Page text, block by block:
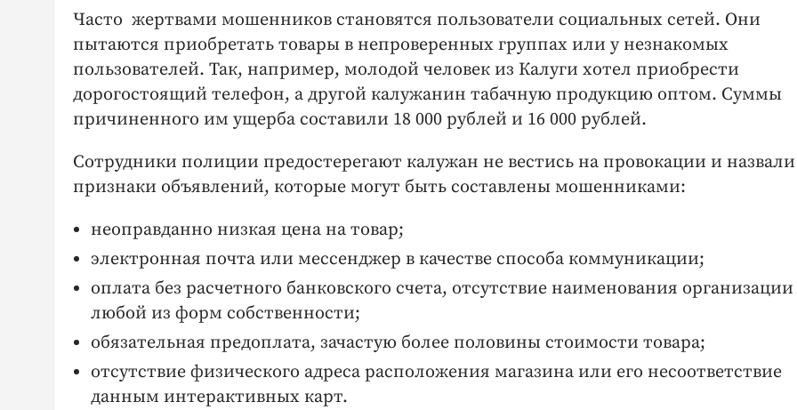
Часто жертвами мошенников становятся пользователи социальных сетей. Они
пытаются приобретать товары в непроверенных группах или у незнакомых
пользователей. Так, например, молодой человек из Калуги хотел приобрести
дорогостоящий телефон, а другой калужанин табачную продукцию оптом. Суммы
причиненного им ущерба составили 18 000 рублей и 16 000 рублей.
Сотрудники полиции предостерегают калужан не вестись на провокации и назвали
признаки объявлений, которые могут быть составлены мошенниками:
неоправданно низкая цена на товар;
электронная почта или мессенджер в качестве способа коммуникации;
оплата без расчетного банковского счета, отсутствие наименования организации
любой из форм собственности;
обязательная предоплата, зачастую более половины стоимости товара;
отсутствие физического адреса расположения магазина или его несоответствие
данным интерактивных карт.